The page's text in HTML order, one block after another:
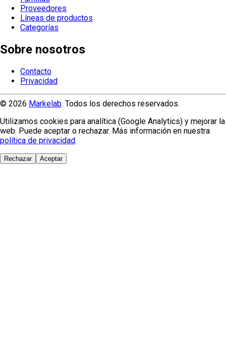
Proveedores
Líneas de productos
Categorías
Sobre nosotros
Contacto
Privacidad
© 2026 Markelab. Todos los derechos reservados.
Utilizamos cookies para analítica (Google Analytics) y mejorar la
web. Puede aceptar o rechazar. Más información en nuestra
política de privacidad.
Rechazar Aceptar